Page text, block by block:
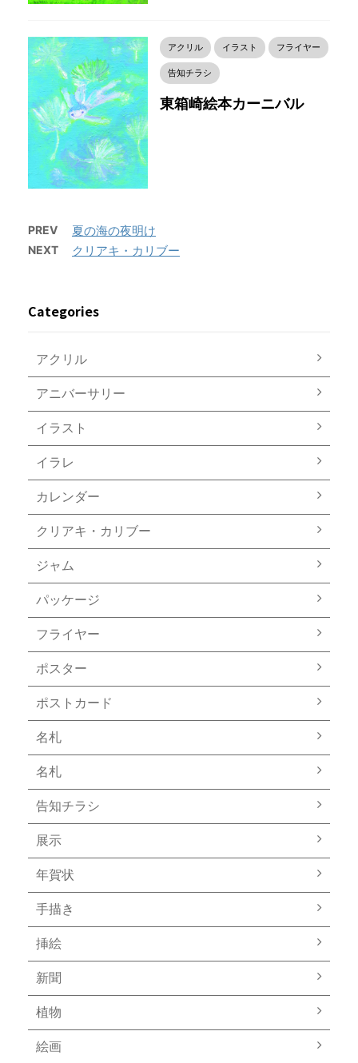
アクリル イラスト フライヤー
告知チラシ
東箱崎絵本カーニバル
PREV 夏の海の夜明け
NEXT クリアキ・カリブー
Categories
アクリル
アニバーサリー
イラスト
イラレ
カレンダー
クリアキ・カリブー
ジャム
パッケージ
フライヤー
ポスター
ポストカード
名札
名札
告知チラシ
展示
年賀状
手描き
挿絵
新聞
植物
絵画